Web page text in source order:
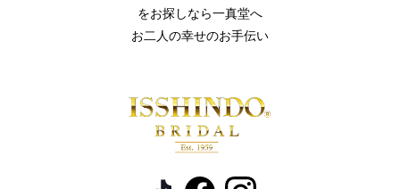
をお探しなら一真堂へ
お二人の幸せのお手伝い